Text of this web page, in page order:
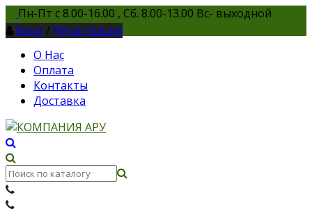
Пн-Пт с 8.00-16.00 , Сб. 8.00-13.00 Вс- выходной
Вход / Регистрация
О Нас
Оплата
Контакты
Доставка